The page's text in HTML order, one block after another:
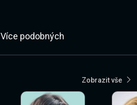
Více podobných
Zobrazit vše